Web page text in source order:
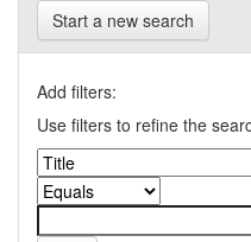
Start a new search
Add filters:
Use filters to refine the